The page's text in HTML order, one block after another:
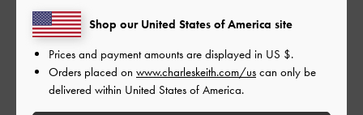
レビューを書く
Shop our United States of America site
Prices and payment amounts are displayed in US $.
Orders placed on www.charleskeith.com/us can only be
delivered within United States of America.